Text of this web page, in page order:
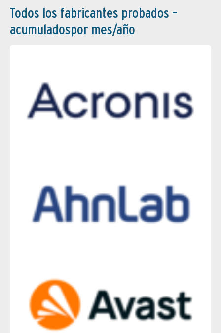
Todos los fabricantes probados –
acumuladospor mes/año